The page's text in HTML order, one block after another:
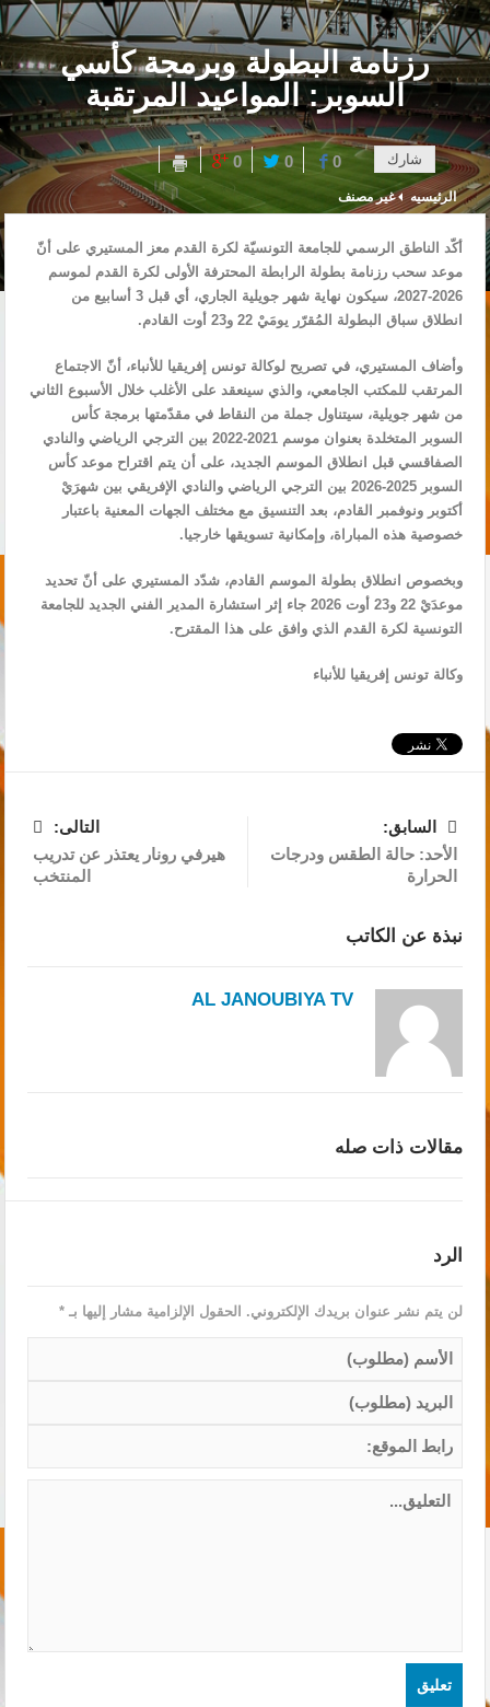
رزنامة البطولة وبرمجة كأسي
السوبر: المواعيد المرتقبة
شارك 0
0
0
الرئيسيه غير مصنف
أكّد الناطق الرسمي للجامعة التونسيّة لكرة القدم معز المستيري على أنّ
موعد سحب رزنامة بطولة الرابطة المحترفة الأولى لكرة القدم لموسم
2026-2027، سيكون نهاية شهر جويلية الجاري، أي قبل 3 أسابيع من
انطلاق سباق البطولة المُقرّر يومَيْ 22 و23 أوت القادم.
وأضاف المستيري، في تصريح لوكالة تونس إفريقيا للأنباء، أنّ الاجتماع
المرتقب للمكتب الجامعي، والذي سينعقد على الأغلب خلال الأسبوع الثاني
من شهر جويلية، سيتناول جملة من النقاط في مقدّمتها برمجة كأس
السوبر المتخلدة بعنوان موسم 2021-2022 بين الترجي الرياضي والنادي
الصفاقسي قبل انطلاق الموسم الجديد، على أن يتم اقتراح موعد كأس
السوبر 2025-2026 بين الترجي الرياضي والنادي الإفريقي بين شهرَيْ
أكتوبر ونوفمبر القادم، بعد التنسيق مع مختلف الجهات المعنية باعتبار
خصوصية هذه المباراة، وإمكانية تسويقها خارجيا.
وبخصوص انطلاق بطولة الموسم القادم، شدّد المستيري على أنّ تحديد
موعدَيْ 22 و23 أوت 2026 جاء إثر استشارة المدير الفني الجديد للجامعة
التونسية لكرة القدم الذي وافق على هذا المقترح.
وكالة تونس إفريقيا للأنباء
السابق:
الأحد: حالة الطقس ودرجات
الحرارة
التالى:
هيرفي رونار يعتذر عن تدريب
المنتخب
نبذة عن الكاتب
AL JANOUBIYA TV
مقالات ذات صله
الرد
لن يتم نشر عنوان بريدك الإلكتروني. الحقول الإلزامية مشار إليها بـ*